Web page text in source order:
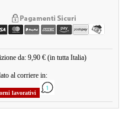
da: 9,90 € (in tutta Italia)
al corriere in:
lavorativi